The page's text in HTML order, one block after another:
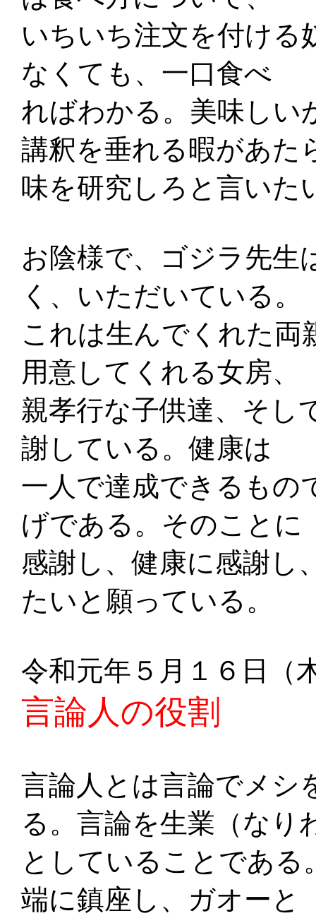
いちいち注文を付ける
なくても、一口食べ
ればわかる。美味しい
講釈を垂れる暇があた
味を研究しろと言いた
お陰様で、ゴジラ先生
く、いただいている。
これは生んでくれた両
用意してくれる女房、
親孝行な子供達、そし
謝している。健康は
一人で達成できるもの
げである。そのことに
感謝し、健康に感謝し
たいと願っている。
令和元年５月１６日（
言論人の役割
言論人とは言論でメシ
る。言論を生業（なり
としていることである
端に鎮座し、ガオーと